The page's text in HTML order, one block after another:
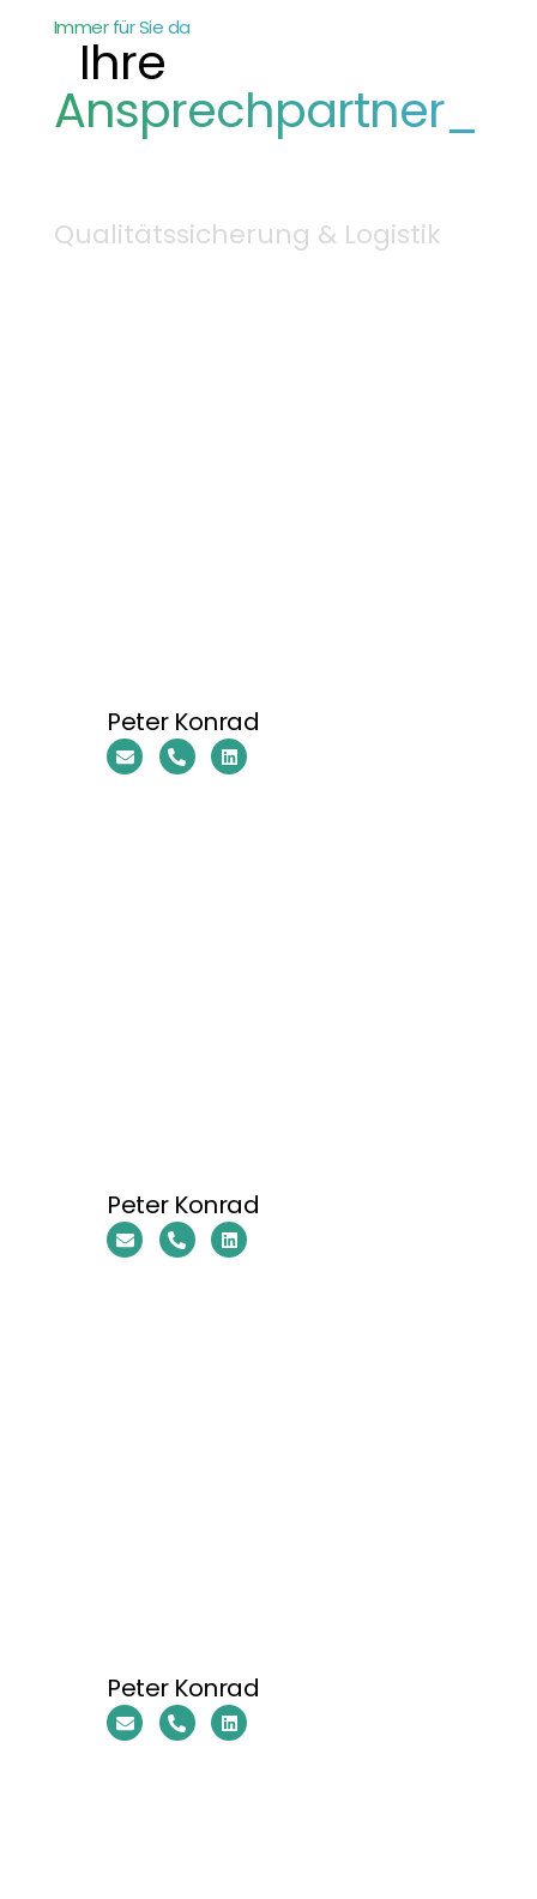
Immer für Sie da
Ihre
Ansprechpartner_
Qualitätssicherung & Logistik
Peter Konrad
Peter Konrad
Peter Konrad